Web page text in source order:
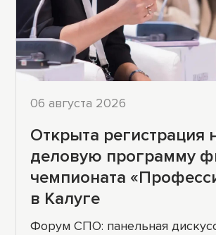
06 августа 2026
Открыта регистрация
деловую программу
чемпионата
в Калуге
Форум СПО: панельная